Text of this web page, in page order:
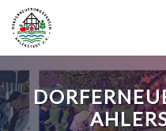
content